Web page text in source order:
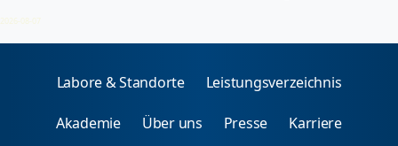
2026-08-07
Labore & Standorte Leistungsverzeichnis
Akademie Über uns Presse Karriere